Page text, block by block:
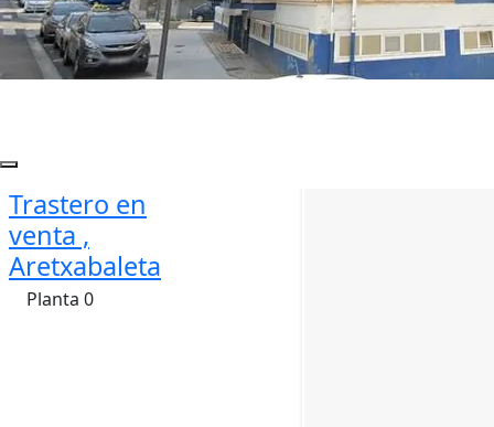
Trastero en
venta ,
Aretxabaleta
Planta 0